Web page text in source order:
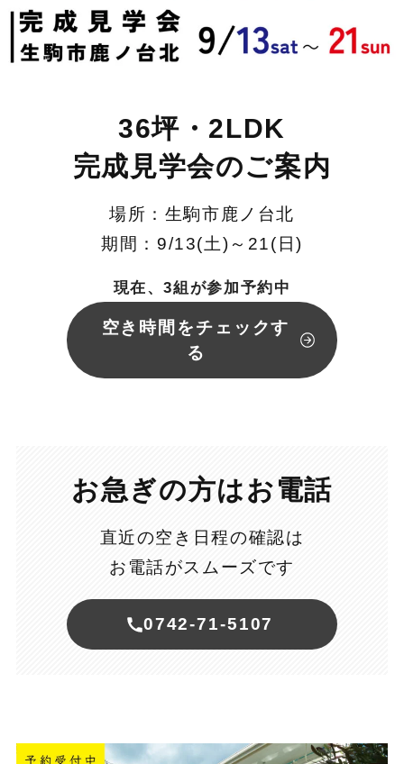
36坪・2LDK
完成見学会のご案内
場所：生駒市鹿ノ台北
期間：9/13(土)～21(日)
現在、3組が参加予約中
空き時間をチェックす
る
お急ぎの方はお電話
直近の空き日程の確認は
お電話がスムーズです
0742-71-5107